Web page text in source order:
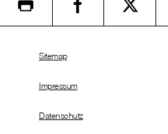
Sitemap
Impressum
Datenschutz